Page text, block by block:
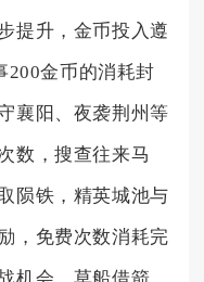
提升，金币投入遵
200金币的消耗封
襄阳、夜袭荆州等
数，搜查往来马
陨铁，精英城池与
，免费次数消耗完
机会，草船借箭、